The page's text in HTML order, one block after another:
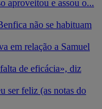
aproveitou e assou o...
não se habituam
em relação a Samuel
de eficácia», diz
ser feliz (as notas do